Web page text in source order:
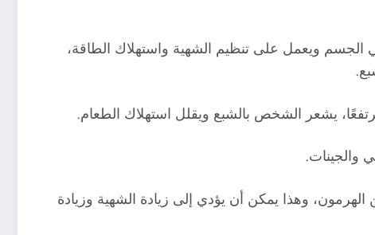
الجسم ويعمل على تنظيم الشهية واستهلاك الطاقة،
يشعر الشخص بالشبع ويقلل استهلاك الطعام.
والجينات.
وهذا يمكن أن يؤدي إلى زيادة الشهية وزيادة